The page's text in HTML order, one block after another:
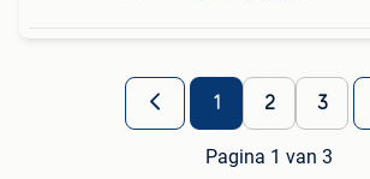
1 2 3
Pagina 1 van 3